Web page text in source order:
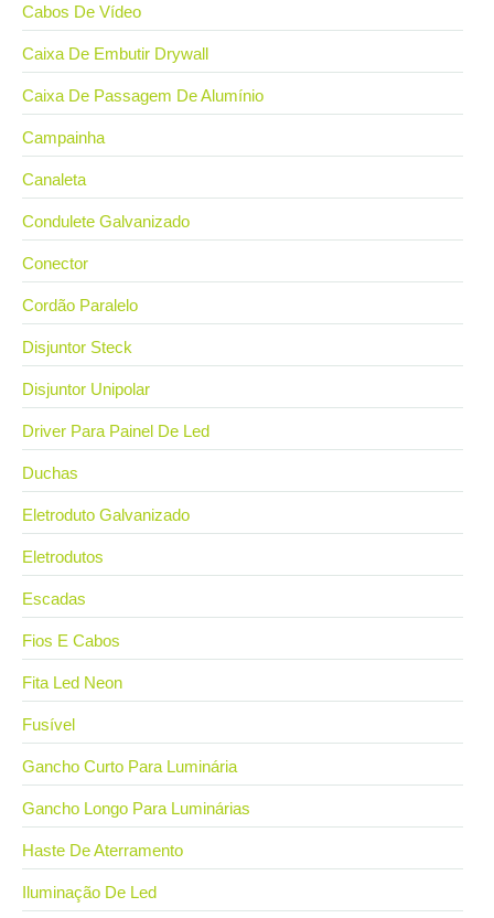
Cabos De Vídeo
Caixa De Embutir Drywall
Caixa De Passagem De Alumínio
Campainha
Canaleta
Condulete Galvanizado
Conector
Cordão Paralelo
Disjuntor Steck
Disjuntor Unipolar
Driver Para Painel De Led
Duchas
Eletroduto Galvanizado
Eletrodutos
Escadas
Fios E Cabos
Fita Led Neon
Fusível
Gancho Curto Para Luminária
Gancho Longo Para Luminárias
Haste De Aterramento
Iluminação De Led